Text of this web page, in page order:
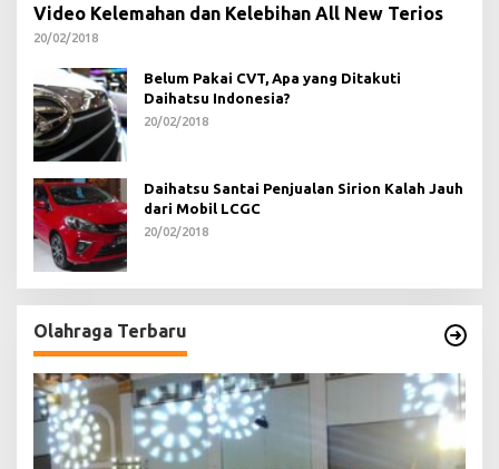
Video Kelemahan dan Kelebihan All New Terios
20/02/2018
Belum Pakai CVT, Apa yang Ditakuti
Daihatsu Indonesia?
20/02/2018
Daihatsu Santai Penjualan Sirion Kalah Jauh
dari Mobil LCGC
20/02/2018
Olahraga Terbaru